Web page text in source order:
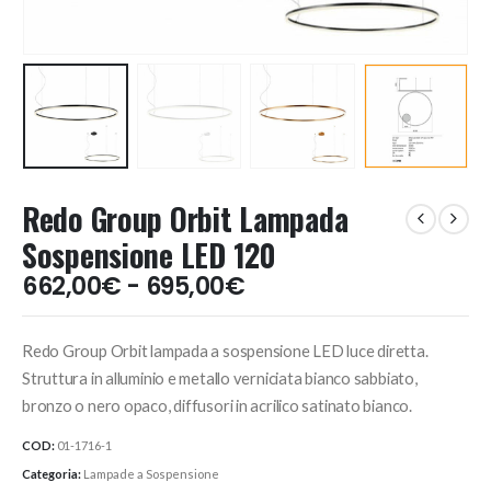
Redo Group Orbit Lampada
Sospensione LED 120
662,00€ - 695,00€Fascia
di
da
662,00€
a
Redo Group Orbit lampada a sospensione LED luce diretta.
Struttura in alluminio e metallo verniciata bianco sabbiato,
bronzo o nero opaco, diffusori in acrilico satinato bianco.
COD: 01-1716-1
Categoria: Lampade a Sospensione